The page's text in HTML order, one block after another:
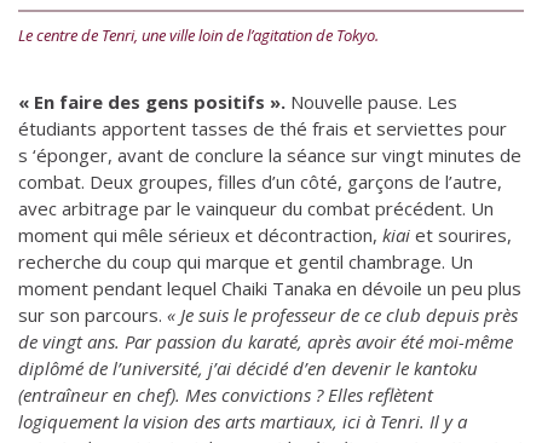
Le centre de Tenri, une ville loin de l’agitation de Tokyo.
« En faire des gens positifs ». Nouvelle pause. Les
étudiants apportent tasses de thé frais et serviettes pour
s ‘éponger, avant de conclure la séance sur vingt minutes de
combat. Deux groupes, filles d’un côté, garçons de l’autre,
avec arbitrage par le vainqueur du combat précédent. Un
moment qui mêle sérieux et décontraction, kiai et sourires,
recherche du coup qui marque et gentil chambrage. Un
moment pendant lequel Chaiki Tanaka en dévoile un peu plus
sur son parcours. « Je suis le professeur de ce club depuis près
de vingt ans. Par passion du karaté, après avoir été moi-même
diplômé de l’université, j’ai décidé d’en devenir le kantoku
(entraîneur en chef). Mes convictions ? Elles reflètent
logiquement la vision des arts martiaux, ici à Tenri. Il y a